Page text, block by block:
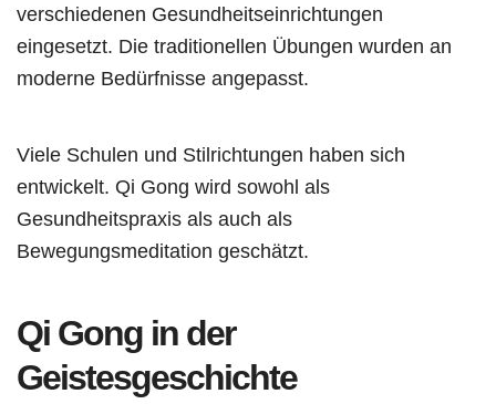
verschiedenen Gesundheitseinrichtungen
eingesetzt. Die traditionellen Übungen wurden an
moderne Bedürfnisse angepasst.
Viele Schulen und Stilrichtungen haben sich
entwickelt. Qi Gong wird sowohl als
Gesundheitspraxis als auch als
Bewegungsmeditation geschätzt.
Qi Gong in der
Geistesgeschichte